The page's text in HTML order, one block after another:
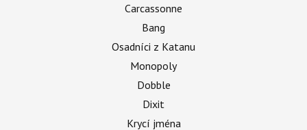
Carcassonne
Bang
Osadníci z Katanu
Monopoly
Dobble
Dixit
Krycí jména